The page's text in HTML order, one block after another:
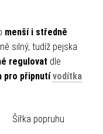
menší i středně
silný, tudíž pejska
regulovat dle
pro připnutí vodítka
Šířka popruhu